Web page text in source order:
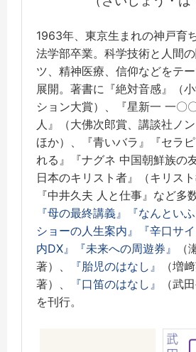
1963年、東京生まれの神戸育
法学部卒業。科学技術と人間
ツ、精神医療、信仰などをテ
展開。著書に『絶対音感』（
ション大賞）、『星新一 一〇
人』（大佛次郎賞、講談社ノ
ほか）、『青いバラ』『セラ
れる』『ナグネ 中国朝鮮族の
日本のキリスト者』（キリスト
『中井久夫 人と仕事』など多
『母の最終講義』
『なんといふ
ショーの人生案内』
『辛口サ
内DX』
『未来への周遊券』
著）、
『胎児のはなし』
（増
著）、
『口笛のはなし』
（武
を刊行。